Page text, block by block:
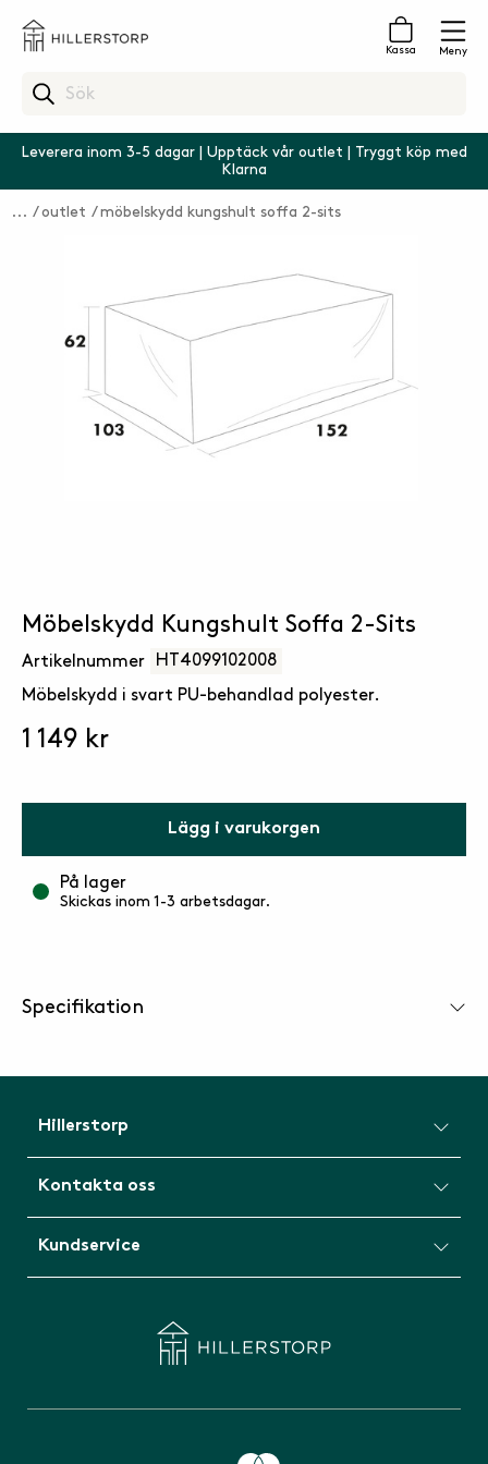
Kassa Meny
Leverera inom 3-5 dagar | Upptäck vår outlet | Tryggt köp med
Klarna
outlet möbelskydd kungshult soffa 2-sits
Möbelskydd Kungshult Soffa 2-Sits
Artikelnummer HT4099102008
Möbelskydd i svart PU-behandlad polyester.
1 149 kr
Lägg i varukorgen
På lager
Skickas inom 1-3 arbetsdagar.
Specifikation
Hillerstorp
Kontakta oss
Kundservice